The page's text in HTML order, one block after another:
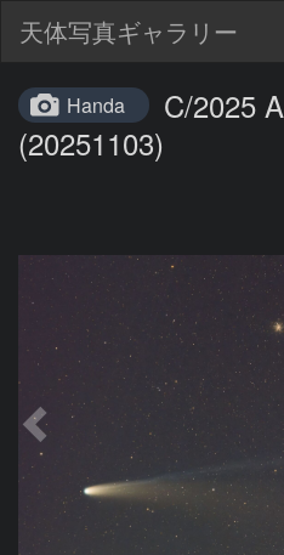
天体写真ギャラリー
Handa
C/2025
(20251103)